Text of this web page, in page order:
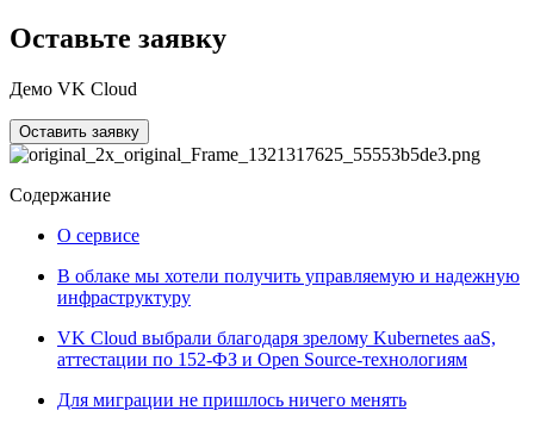
Оставьте заявку
Демо VK Cloud
Оставить заявку
Содержание
О сервисе
В облаке мы хотели получить управляемую и надежную
инфраструктуру
VK Cloud выбрали благодаря зрелому Kubernetes aaS,
аттестации по 152-ФЗ и Open Source-технологиям
Для миграции не пришлось ничего менять